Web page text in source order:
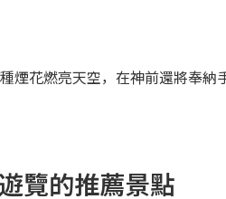
花燃亮天空，在神前還將奉納
覽的推薦景點